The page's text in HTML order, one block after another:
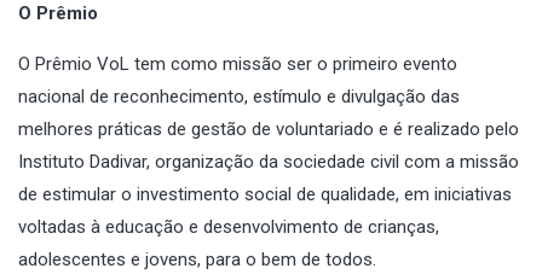
O Prêmio
O Prêmio VoL tem como missão ser o primeiro evento
nacional de reconhecimento, estímulo e divulgação das
melhores práticas de gestão de voluntariado e é realizado pelo
Instituto Dadivar, organização da sociedade civil com a missão
de estimular o investimento social de qualidade, em iniciativas
voltadas à educação e desenvolvimento de crianças,
adolescentes e jovens, para o bem de todos.